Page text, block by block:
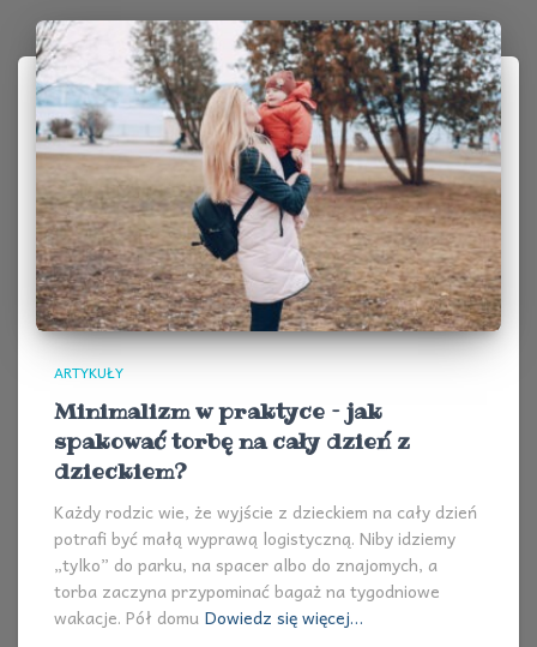
ARTYKUŁY
Minimalizm w praktyce – jak
spakować torbę na cały dzień z
dzieckiem?
Każdy rodzic wie, że wyjście z dzieckiem na cały dzień
potrafi być małą wyprawą logistyczną. Niby idziemy
„tylko” do parku, na spacer albo do znajomych, a
torba zaczyna przypominać bagaż na tygodniowe
wakacje. Pół domu Dowiedz się więcej…